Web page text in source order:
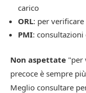
carico
ORL: per
PMI:
Non aspettate "per
precoce è sempre
Meglio consultare